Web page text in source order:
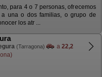
para 4 o 7 personas, ofrecemos
a una o dos familias, o grupo de
los atr ...
(Tarragona) a 22,2